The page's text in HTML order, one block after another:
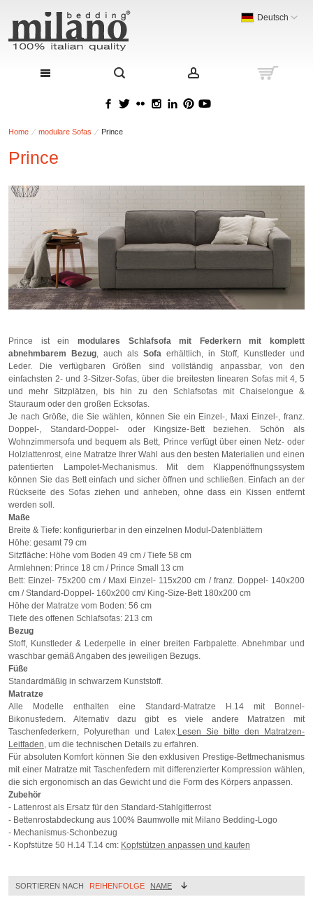
Deutsch
Home modulare Sofas Prince
Prince
Prince ist ein modulares Schlafsofa mit Federkern mit komplett
abnehmbarem Bezug, auch als Sofa erhältlich, in Stoff, Kunstleder und
Leder. Die verfügbaren Größen sind vollständig anpassbar, von den
einfachsten 2- und 3-Sitzer-Sofas, über die breitesten linearen Sofas mit 4, 5
und mehr Sitzplätzen, bis hin zu den Schlafsofas mit Chaiselongue &
Stauraum oder den großen Ecksofas.
Je nach Größe, die Sie wählen, können Sie ein Einzel-, Maxi Einzel-, franz.
Doppel-, Standard-Doppel- oder Kingsize-Bett beziehen. Schön als
Wohnzimmersofa und bequem als Bett, Prince verfügt über einen Netz- oder
Holzlattenrost, eine Matratze Ihrer Wahl aus den besten Materialien und einen
patentierten Lampolet-Mechanismus. Mit dem Klappenöffnungssystem
können Sie das Bett einfach und sicher öffnen und schließen. Einfach an der
Rückseite des Sofas ziehen und anheben, ohne dass ein Kissen entfernt
werden soll.
Maße
Breite & Tiefe: konfigurierbar in den einzelnen Modul-Datenblättern
Höhe: gesamt 79 cm
Sitzfläche: Höhe vom Boden 49 cm / Tiefe 58 cm
Armlehnen: Prince 18 cm / Prince Small 13 cm
Bett: Einzel- 75x200 cm / Maxi Einzel- 115x200 cm / franz. Doppel- 140x200
cm / Standard-Doppel- 160x200 cm/ King-Size-Bett 180x200 cm
Höhe der Matratze vom Boden: 56 cm
Tiefe des offenen Schlafsofas: 213 cm
Bezug
Stoff, Kunstleder & Lederpelle in einer breiten Farbpalette. Abnehmbar und
waschbar gemäß Angaben des jeweiligen Bezugs.
Füße
Standardmäßig in schwarzem Kunststoff.
Matratze
Alle Modelle enthalten eine Standard-Matratze H.14 mit Bonnel-
Bikonusfedern. Alternativ dazu gibt es viele andere Matratzen mit
Taschenfederkern, Polyurethan und Latex.Lesen Sie bitte den Matratzen-
Leitfaden, um die technischen Details zu erfahren.
Für absoluten Komfort können Sie den exklusiven Prestige-Bettmechanismus
mit einer Matratze mit Taschenfedern mit differenzierter Kompression wählen,
die sich ergonomisch an das Gewicht und die Form des Körpers anpassen.
Zubehör
- Lattenrost als Ersatz für den Standard-Stahlgitterrost
- Bettenrostabdeckung aus 100% Baumwolle mit Milano Bedding-Logo
- Mechanismus-Schonbezug
- Kopfstütze 50 H.14 T.14 cm: Kopfstützen anpassen und kaufen
SORTIEREN NACH REIHENFOLGE NAME